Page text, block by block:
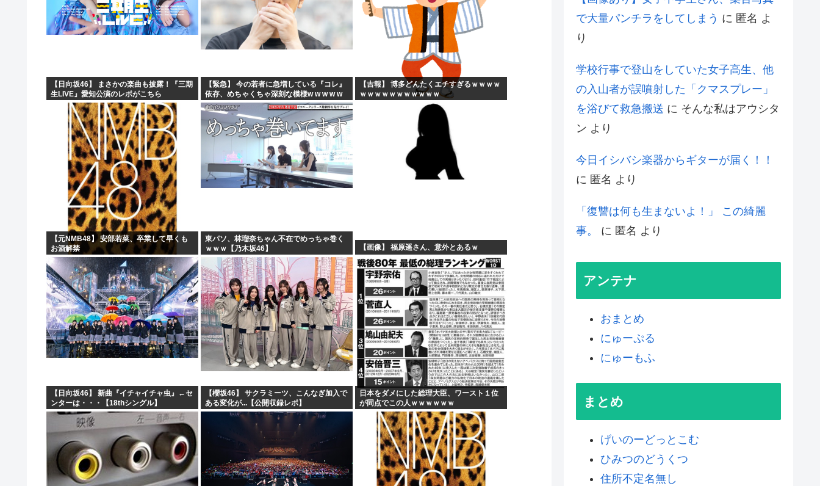
【日向坂46】 まさかの楽曲も披露！『三期
生LIVE』愛知公演のレポがこちら
【緊急】 今の若者に急増している『コレ』
依存、めちゃくちゃ深刻な模様w w w w w
w w w w w
【吉報】 博多どんたくエチすぎるｗｗｗｗ
ｗｗｗｗｗｗｗｗｗｗｗ
【元NMB48】 安部若菜、卒業して早くも
お酒解禁
東パソ、林瑠奈ちゃん不在でめっちゃ巻く
ｗｗｗ【乃木坂46】
【画像】 福原遥さん、意外とあるｗ
【日向坂46】 新曲『イチャイチャ虫』←セ
ンターは・・・【18thシングル】
【櫻坂46】 サクラミーツ、こんなぎ加入で
ある変化が...【公開収録レポ】
日本をダメにした総理大臣、ワースト１位
が同点でこの人ｗｗｗｗｗｗ
で大量パンチラをしてしまう に 匿名 よ
り
学校行事で登山をしていた女子高生、他
の入山者が誤噴射した「クマスプレー」
を浴びて救急搬送 に そんな私はアウシタ
ン より
今日イシバシ楽器からギターが届く！！
に 匿名 より
「復讐は何も生まないよ！」 この綺麗
事。
に 匿名 より
アンテナ
おまとめ
にゅーぷる
にゅーもふ
まとめ
げいのーどっとこむ
ひみつのどうくつ
住所不定名無し